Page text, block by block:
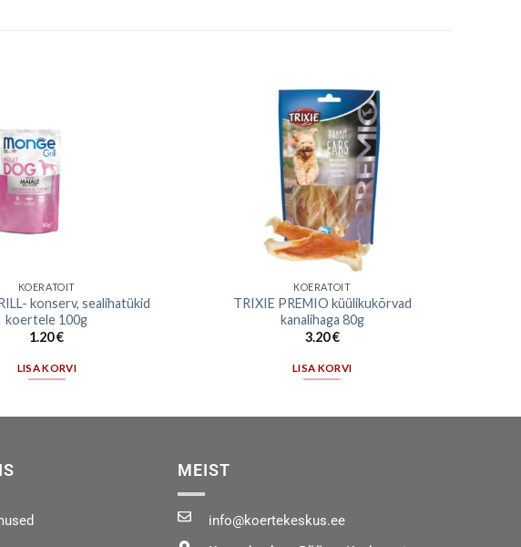
KOERATOIT
konserv, sealihatükid
koertele 100g
1.20€
LISA KORVI
KOERATOIT
TRIXIE PREMIO küülikukõrvad
kanalihaga 80g
3.20€
LISA KORVI
MEIST
info@koertekeskus.ee